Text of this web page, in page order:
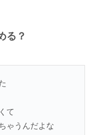
る？
て
ゃうんだよな